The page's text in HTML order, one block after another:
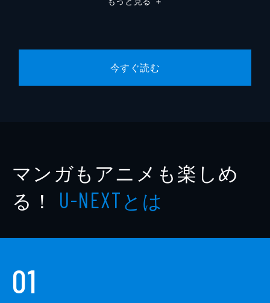
今すぐ読む
マンガもアニメも楽しめ
る！ U-NEXTとは
01